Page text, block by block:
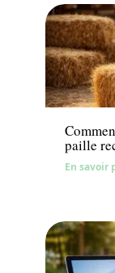
Potager
paille
En savoir